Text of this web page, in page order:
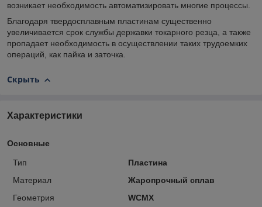
возникает необходимость автоматизировать многие процессы.
Благодаря твердосплавным пластинам существенно
увеличивается срок службы державки токарного резца, а также
пропадает необходимость в осуществлении таких трудоемких
операций, как пайка и заточка.
Скрыть
Характеристики
Основные
Тип
Пластина
Материал
Жаропрочный сплав
Геометрия
WCMX